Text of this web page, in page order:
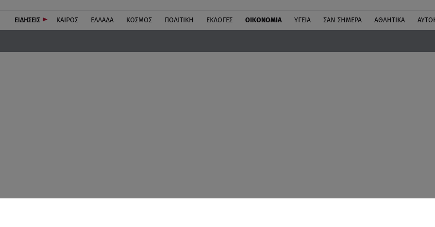
ΕΙΔΗΣΕΙΣ ΚΑΙΡΟΣ ΕΛΛΑΔΑ ΚΟΣΜΟΣ ΠΟΛΙΤΙΚΗ ΕΚΛΟΓΕΣ ΟΙΚΟΝΟΜΙΑ ΥΓΕΙΑ ΣΑΝ ΣΗΜΕΡΑ ΑΘΛΗΤΙΚΑ